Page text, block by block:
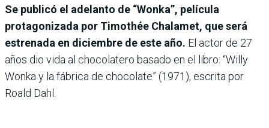
Se publicó el adelanto de “Wonka”, película
protagonizada por Timothée Chalamet, que será
estrenada en diciembre de este año. El actor de 27
años dio vida al chocolatero basado en el libro: “Willy
Wonka y la fábrica de chocolate” (1971), escrita por
Roald Dahl.